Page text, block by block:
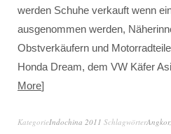
werden Schuhe verkauft wenn
ausgenommen werden,
Obstverkäufern und
Honda Dream, dem VW Käfer
More
KategorieIndochina 2011 SchlagwörterAngkor,